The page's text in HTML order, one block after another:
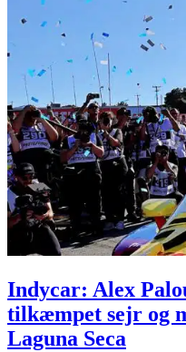
Indycar: Alex
tilkæmpet sejr og
Laguna Seca